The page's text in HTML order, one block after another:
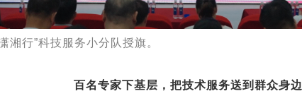
湘行”科技服务小分队授旗。
百名专家下基层，把技术服务送到群众身边